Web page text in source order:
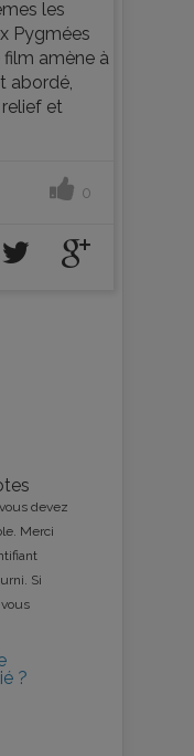
les
Pygmées
film amène à
abordé,
et
0
devez
Merci
Si
?